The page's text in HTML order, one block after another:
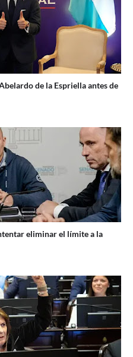
de la Espriella antes de
eliminar el límite a la